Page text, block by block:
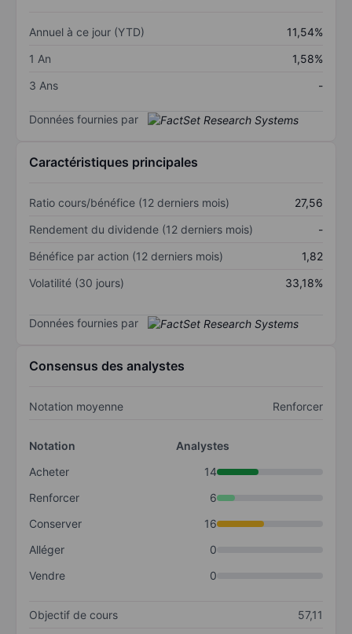
Annuel à ce jour (YTD)
11,54%
1 An
1,58%
3 Ans
-
Données fournies par
Caractéristiques principales
Ratio cours/bénéfice (12 derniers mois)
27,56
Rendement du dividende (12 derniers mois)
-
Bénéfice par action (12 derniers mois)
1,82
Volatilité (30 jours)
33,18%
Données fournies par
Consensus des analystes
Notation moyenne Renforcer
Notation
Analystes
Acheter
14
Renforcer
6
Conserver
16
Alléger
0
Vendre
0
Objectif de cours
57,11